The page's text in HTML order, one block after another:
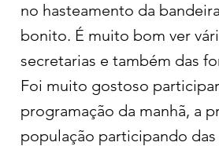
no hasteamento da
bonito. É muito bom ver
secretarias e também das
Foi muito gostoso
programação da manhã, a
população participando